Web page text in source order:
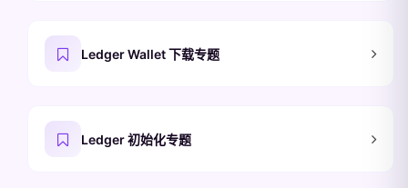
Ledger Wallet 下载专题
Ledger 初始化专题